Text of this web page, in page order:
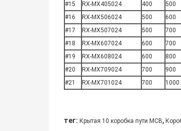
#15
RX-MX405024 400 500
#16
RX-MX506024 500 600
#17
RX-MX507024 500 700
#18
RX-MX607024 600 700
#19
RX-MX608024 600 800
#20
RX-MX709024 700 900
#21
RX-MX701024 700 1000
тег: Крытая 10 коробка пути MCB,